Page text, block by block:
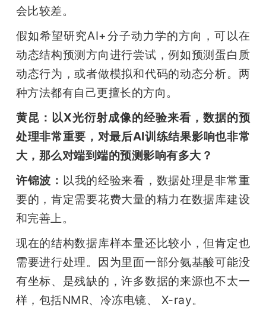
会比较差。
假如希望研究AI+分子动力学的方向，可以在
动态结构预测方向进行尝试，例如预测蛋白质
动态行为，或者做模拟和代码的动态分析。两
种方法都有自己更擅长的方向。
黄昆：以X光衍射成像的经验来看，数据的预
处理非常重要，对最后AI训练结果影响也非常
大，那么对端到端的预测影响有多大？
许锦波： 以我的经验来看，数据处理是非常重
要的，肯定需要花费大量的精力在数据库建设
和完善上。
现在的结构数据库样本量还比较小，但肯定也
需要进行处理。因为里面一部分氨基酸可能没
有坐标、是残缺的，许多数据的来源也不太一
样，包括NMR、冷冻电镜、 X-ray。